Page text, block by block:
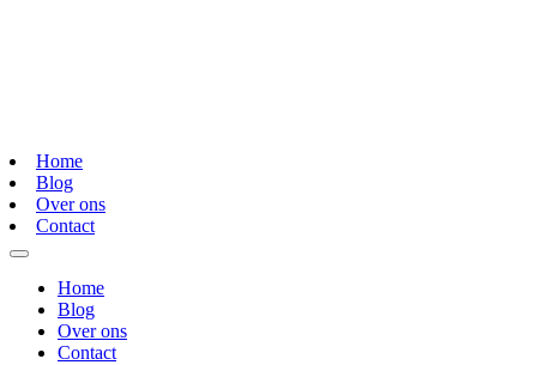
Home
Blog
Over ons
Contact
Home
Blog
Over ons
Contact